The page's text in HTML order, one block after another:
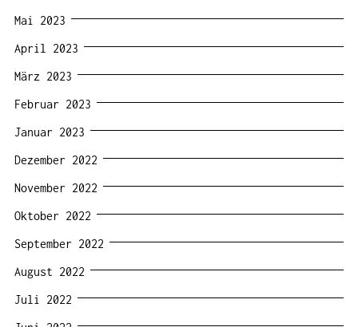
Mai 2023
April 2023
März 2023
Februar 2023
Januar 2023
Dezember 2022
November 2022
Oktober 2022
September 2022
August 2022
Juli 2022